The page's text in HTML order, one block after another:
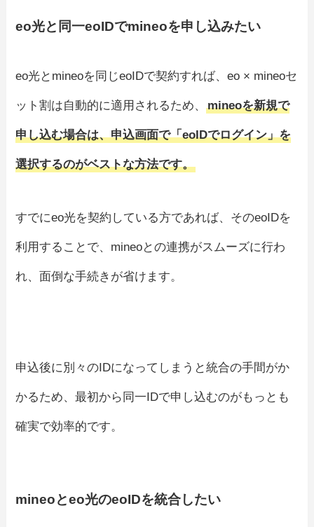
eo光と同一eoIDでmineoを申し込みたい
eo光とmineoを同じeoIDで契約すれば、eo × mineoセ
ット割は自動的に適用されるため、mineoを新規で
申し込む場合は、申込画面で「eoIDでログイン」を
選択するのがベストな方法です。
すでにeo光を契約している方であれば、そのeoIDを
利用することで、mineoとの連携がスムーズに行わ
れ、面倒な手続きが省けます。
申込後に別々のIDになってしまうと統合の手間がか
かるため、最初から同一IDで申し込むのがもっとも
確実で効率的です。
mineoとeo光のeoIDを統合したい